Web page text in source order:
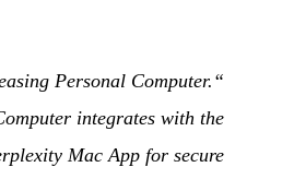
Personal Computer.
integrates with the
Mac App for secure